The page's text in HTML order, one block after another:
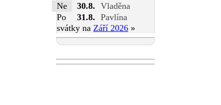
Ne
30.8. Vladěna
Po
31.8. Pavlína
svátky na Září 2026 »